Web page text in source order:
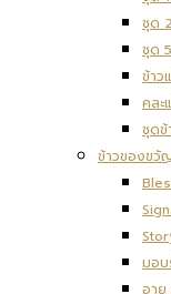
ชุด
ชุด
ข้า
คล
ชุดข้
ข้าวของขวั
มอ
อายุ